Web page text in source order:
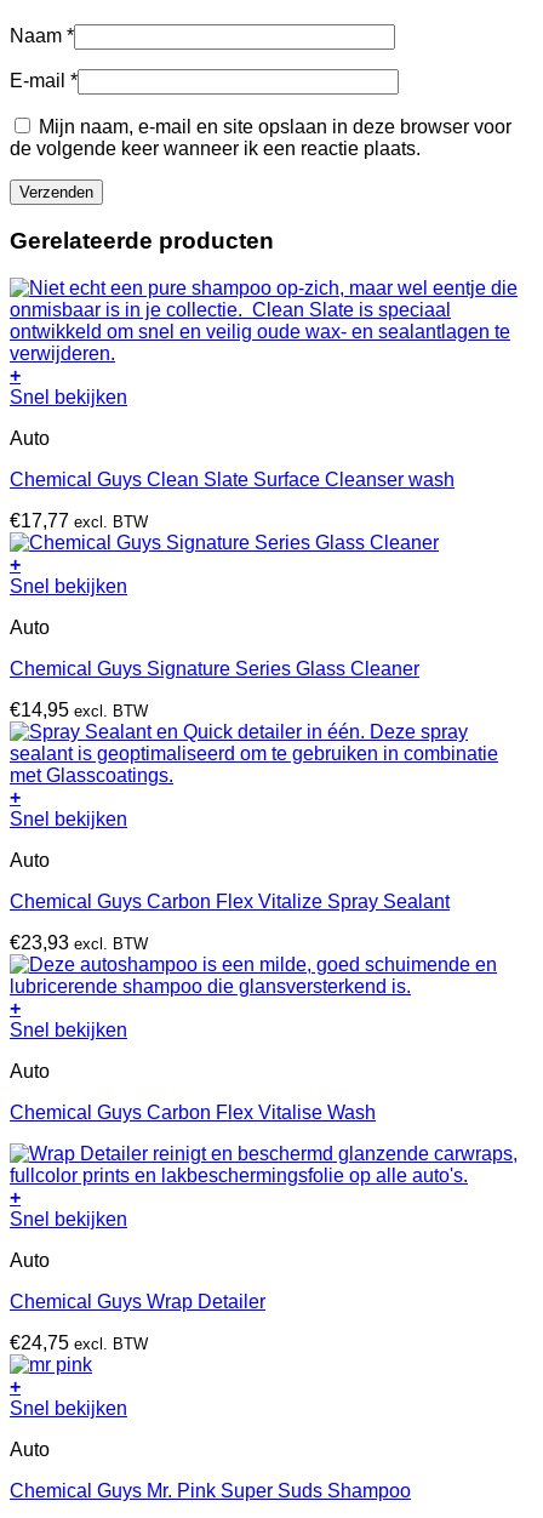
Naam *
E-mail *
Mijn naam, e-mail en site opslaan in deze browser voor
de volgende keer wanneer ik een reactie plaats.
Gerelateerde producten
+
Snel bekijken
Auto
Chemical Guys Clean Slate Surface Cleanser wash
€17,77 excl. BTW
+
Dit
heeft
variaties.
optie
kan
gekozen
worden
op
de
Snel bekijken
Auto
Chemical Guys Signature Series Glass Cleaner
€14,95 excl. BTW
+
Snel bekijken
Auto
Chemical Guys Carbon Flex Vitalize Spray Sealant
€23,93 excl. BTW
+
Snel bekijken
Auto
Chemical Guys Carbon Flex Vitalise Wash
+
Snel bekijken
Auto
Chemical Guys Wrap Detailer
€24,75 excl. BTW
+
Dit
heeft
variaties.
Snel bekijken
Auto
Chemical Guys Mr. Pink Super Suds Shampoo